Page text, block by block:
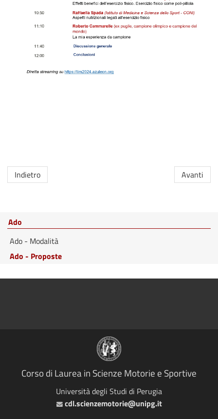
Indietro Avanti
Ado
Ado - Modalità
Ado - Proposte
Corso di Laurea in Scienze Motorie e Sportive
Università degli Studi di Perugia
Email
cdl.scienzemotorie@unipg.it